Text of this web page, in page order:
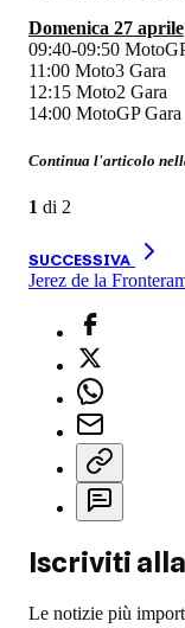
Domenica 27 aprile
09:40-09:50
11:00 Moto3 Gara
12:15 Moto2 Gara
14:00 MotoGP Gara
Continua l'articolo
1 di 2
SUCCESSIVA
Jerez de la Frontera
Iscriviti
Le notizie più